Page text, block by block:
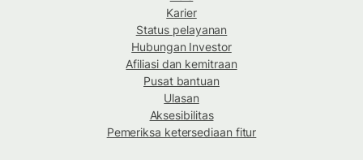
Karier
Status pelayanan
Hubungan Investor
Afiliasi dan kemitraan
Pusat bantuan
Ulasan
Aksesibilitas
Pemeriksa ketersediaan fitur